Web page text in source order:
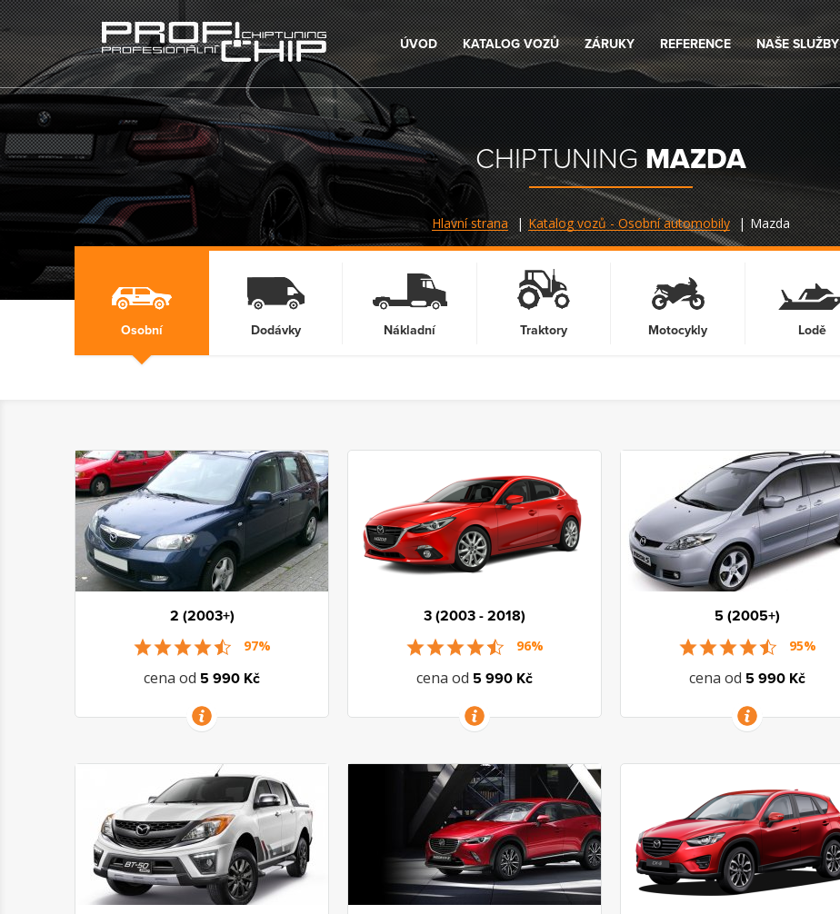
ÚVOD KATALOG VOZŮ ZÁRUKY REFERENCE NAŠE SLUŽBY
CHIPTUNINGMAZDA
Hlavní strana Katalog vozů - Osobní automobily Mazda
Osobní Dodávky Nákladní Traktory Motocykly Lodě
2 (2003+)
97%
cena od 5 990 Kč
3 (2003 - 2018)
96%
cena od 5 990 Kč
5 (2005+)
95%
cena od 5 990 Kč